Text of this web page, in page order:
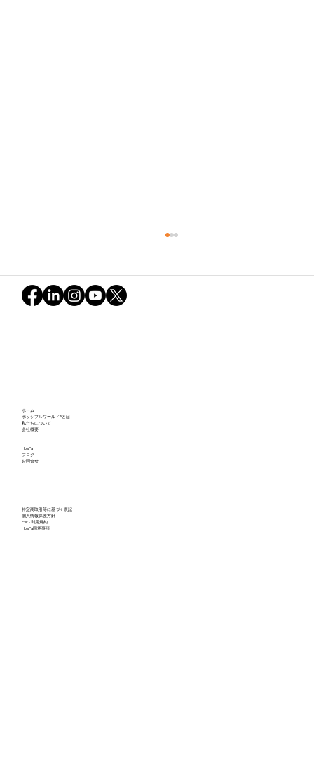
の軌跡：ポッシブルワールドが映し出し
ホーム
ポッシブルワールド®とは
私たちについて
会社概要
HosPa
ブログ
お問合せ
特定商取引等に基づく表記
個人情報保護方針
PW - 利用規約
HosPa同意事項